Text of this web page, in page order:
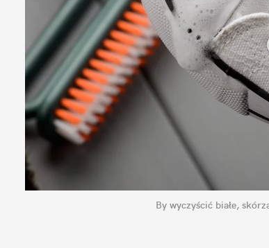
By wyczyścić białe,